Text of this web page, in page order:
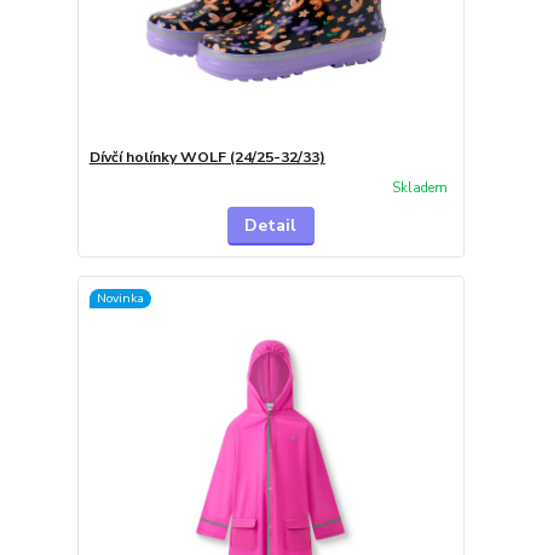
Dívčí holínky WOLF (24/25-32/33)
Skladem
Detail
Novinka